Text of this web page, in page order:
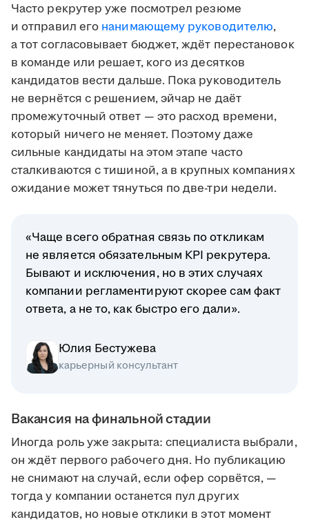
Часто рекрутер уже посмотрел резюме
и отправил его нанимающему руководителю,
а тот согласовывает бюджет, ждёт перестановок
в команде или решает, кого из десятков
кандидатов вести дальше. Пока руководитель
не вернётся с решением, эйчар не даёт
промежуточный ответ — это расход времени,
который ничего не меняет. Поэтому даже
сильные кандидаты на этом этапе часто
сталкиваются с тишиной, а в крупных компаниях
ожидание может тянуться по две-три недели.
«Чаще всего обратная связь по откликам
не является обязательным KPI рекрутера.
Бывают и исключения, но в этих случаях
компании регламентируют скорее сам факт
ответа, а не то, как быстро его дали».
Юлия Бестужева
карьерный консультант
Вакансия на финальной стадии
Иногда роль уже закрыта: специалиста выбрали,
он ждёт первого рабочего дня. Но публикацию
не снимают на случай, если офер сорвётся, —
тогда у компании останется пул других
кандидатов, но новые отклики в этот момент